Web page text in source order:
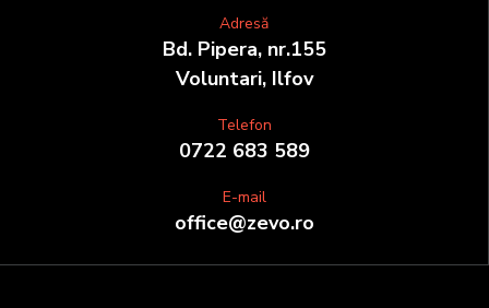
Adresă
Bd. Pipera, nr.155
Voluntari, Ilfov
Telefon
0722 683 589
E-mail
office@zevo.ro